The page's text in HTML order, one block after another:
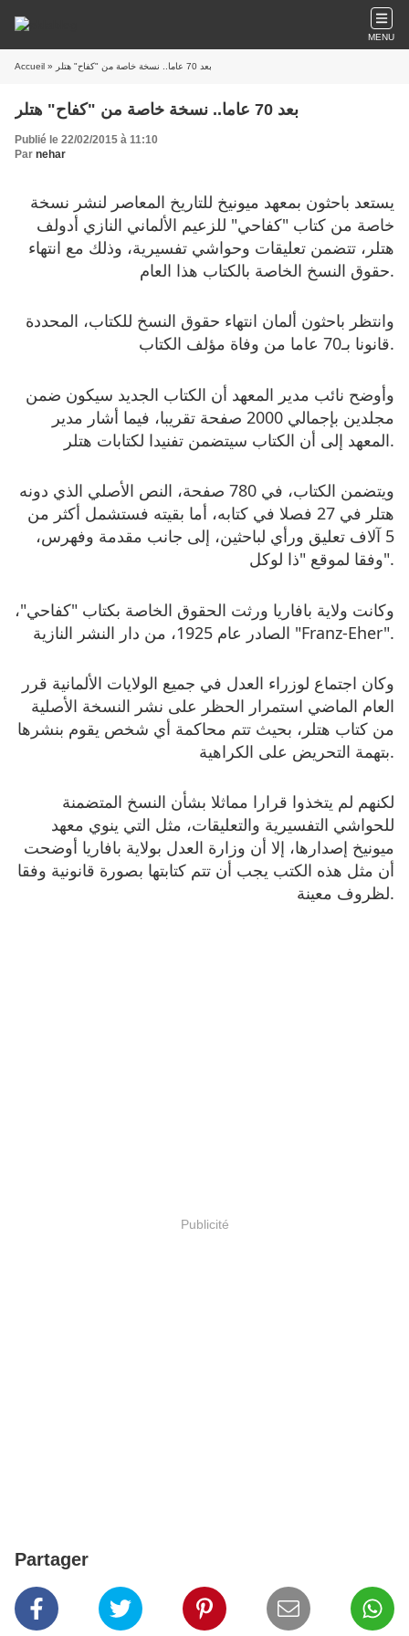
MENU
Accueil » بعد 70 عاما.. نسخة خاصة من "كفاح" هتلر
بعد 70 عاما.. نسخة خاصة من "كفاح" هتلر
Publié le 22/02/2015 à 11:10
Par nehar
يستعد باحثون بمعهد ميونيخ للتاريخ المعاصر لنشر نسخة
خاصة من كتاب "كفاحي" للزعيم الألماني النازي أدولف
هتلر، تتضمن تعليقات وحواشي تفسيرية، وذلك مع انتهاء
حقوق النسخ الخاصة بالكتاب هذا العام.
وانتظر باحثون ألمان انتهاء حقوق النسخ للكتاب، المحددة
قانونا بـ70 عاما من وفاة مؤلف الكتاب.
وأوضح نائب مدير المعهد أن الكتاب الجديد سيكون ضمن
مجلدين بإجمالي 2000 صفحة تقريبا، فيما أشار مدير
المعهد إلى أن الكتاب سيتضمن تفنيدا لكتابات هتلر.
ويتضمن الكتاب، في 780 صفحة، النص الأصلي الذي دونه
هتلر في 27 فصلا في كتابه، أما بقيته فستشمل أكثر من
5 آلاف تعليق ورأي لباحثين، إلى جانب مقدمة وفهرس،
وفقا لموقع "ذا لوكل".
وكانت ولاية بافاريا ورثت الحقوق الخاصة بكتاب "كفاحي"،
الصادر عام 1925، من دار النشر النازية "Franz-Eher".
وكان اجتماع لوزراء العدل في جميع الولايات الألمانية قرر
العام الماضي استمرار الحظر على نشر النسخة الأصلية
من كتاب هتلر، بحيث تتم محاكمة أي شخص يقوم بنشرها
بتهمة التحريض على الكراهية.
لكنهم لم يتخذوا قرارا مماثلا بشأن النسخ المتضمنة
للحواشي التفسيرية والتعليقات، مثل التي ينوي معهد
ميونيخ إصدارها، إلا أن وزارة العدل بولاية بافاريا أوضحت
أن مثل هذه الكتب يجب أن تتم كتابتها بصورة قانونية وفقا
لظروف معينة.
Publicité
Partager